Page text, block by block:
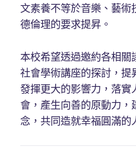
文素養不等於音樂、藝
德倫理的要求提昇。
本校希望透過邀約各相
社會學術講座的探討，提
發揮更大的影響力，落
會，產生向善的原動力
念，共同造就幸福圓滿的